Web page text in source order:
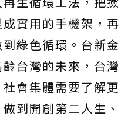
實用的手機架，再
綠色循環。台新金
台灣的未來，台灣
會集體需要了解更
到開創第二人生、